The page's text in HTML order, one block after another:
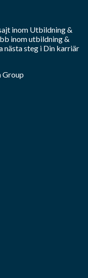
inom Utbildning &
inomutbildning &
nästa steg i Din karriär
Group